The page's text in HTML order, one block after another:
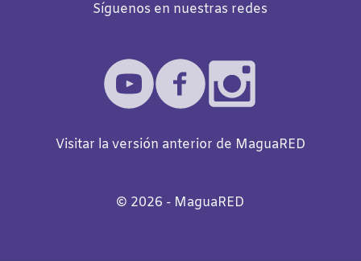
Síguenos en nuestras redes
Visitar la versión anterior de MaguaRED
©️ 2026 - MaguaRED